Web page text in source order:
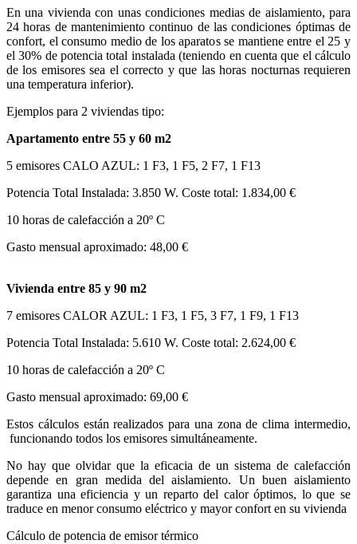
En una vivienda con unas condiciones medias de aislamiento, para
24 horas de mantenimiento continuo de las condiciones óptimas de
confort, el consumo medio de los aparatos se mantiene entre el 25 y
el 30% de potencia total instalada (teniendo en cuenta que el cálculo
de los emisores sea el correcto y que las horas nocturnas requieren
una temperatura inferior).
Ejemplos para 2 viviendas tipo:
Apartamento entre 55 y 60 m2
5 emisores CALO AZUL: 1 F3, 1 F5, 2 F7, 1 F13
Potencia Total Instalada: 3.850 W. Coste total: 1.834,00 €
10 horas de calefacción a 20º C
Gasto mensual aproximado: 48,00 €
Vivienda entre 85 y 90 m2
7 emisores CALOR AZUL: 1 F3, 1 F5, 3 F7, 1 F9, 1 F13
Potencia Total Instalada: 5.610 W. Coste total: 2.624,00 €
10 horas de calefacción a 20º C
Gasto mensual aproximado: 69,00 €
Estos cálculos están realizados para una zona de clima intermedio,
funcionando todos los emisores simultáneamente.
No hay que olvidar que la eficacia de un sistema de calefacción
depende en gran medida del aislamiento. Un buen aislamiento
garantiza una eficiencia y un reparto del calor óptimos, lo que se
traduce en menor consumo eléctrico y mayor confort en su vivienda
Cálculo de potencia de emisor térmico